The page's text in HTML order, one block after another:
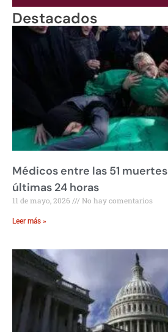
Destacados
Médicos entre las 51
últimas 24 horas
11 de mayo, 2026 No hay comentarios
Leer más »